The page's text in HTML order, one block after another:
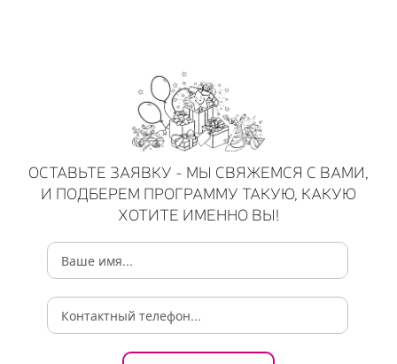
ОСТАВЬТЕ ЗАЯВКУ - МЫ СВЯЖЕМСЯ С ВАМИ,
И ПОДБЕРЕМ ПРОГРАММУ ТАКУЮ, КАКУЮ
ХОТИТЕ ИМЕННО ВЫ!